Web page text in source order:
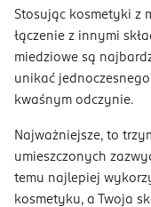
Stosując kosmetyki z
łączenie z innymi
miedziowe są
unikać
kwaśnym odczynie.
Najważniejsze, to
umieszczonych
temu najlepiej
kosmetyku, a Twoja